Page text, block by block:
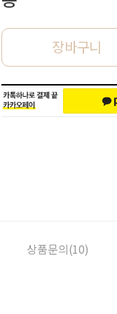
장바구니
상품문의(10)